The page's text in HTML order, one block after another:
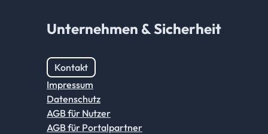
Unternehmen & Sicherheit
Kontakt
Impressum
Datenschutz
AGB für Nutzer
AGB für Portalpartner